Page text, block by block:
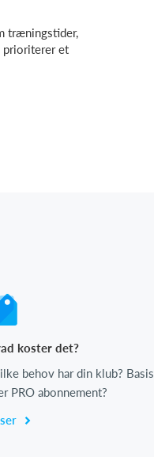
træningstider,
prioriterer et
koster det?
behov har din klub? Basis
PRO abonnement?